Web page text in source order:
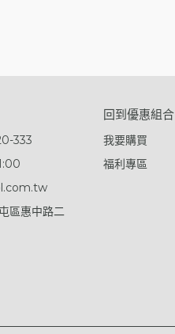
333
區惠中路二
回到優惠組合
我要購買
福利專區